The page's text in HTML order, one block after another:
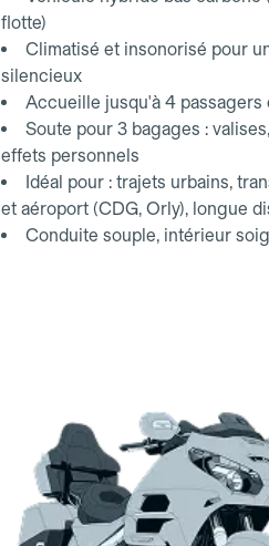
flotte)
Climatisé et insonorisé pour
silencieux
Accueille jusqu'à 4 passagers
Soute pour 3 bagages :
effets personnels
Idéal pour : trajets urbains,
et aéroport (CDG, Orly), longue
Conduite souple, intérieur